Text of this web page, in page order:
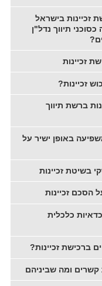
זכיינות בישראל
תיווך נדל"ן
זכיינות
זכיינות?
ברשת תיווך
באופן ישיר על
בשיטת זכיינות
הסכם זכיינות
כלכלית
ברכישת זכיינות?
קשרים ומה שביניהם